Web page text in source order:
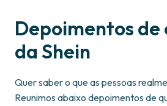
Depoimentos de
da Shein
Quer saber o que as pessoas
Reunimos abaixo depoimentos de